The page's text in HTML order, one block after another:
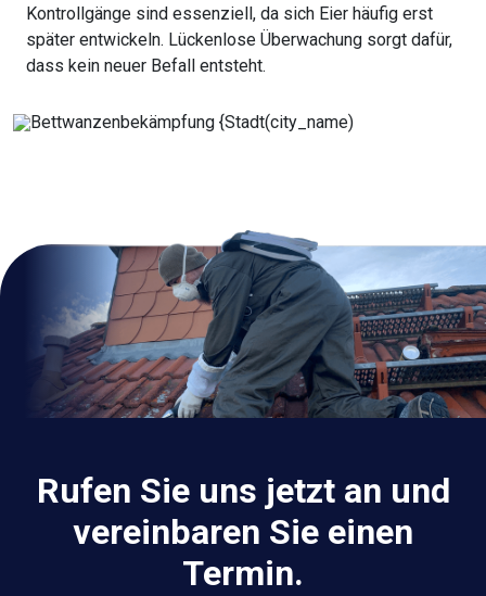
Kontrollgänge sind essenziell, da sich Eier häufig erst
später entwickeln. Lückenlose Überwachung sorgt dafür,
dass kein neuer Befall entsteht.
Rufen Sie uns jetzt an und
vereinbaren Sie einen
Termin.